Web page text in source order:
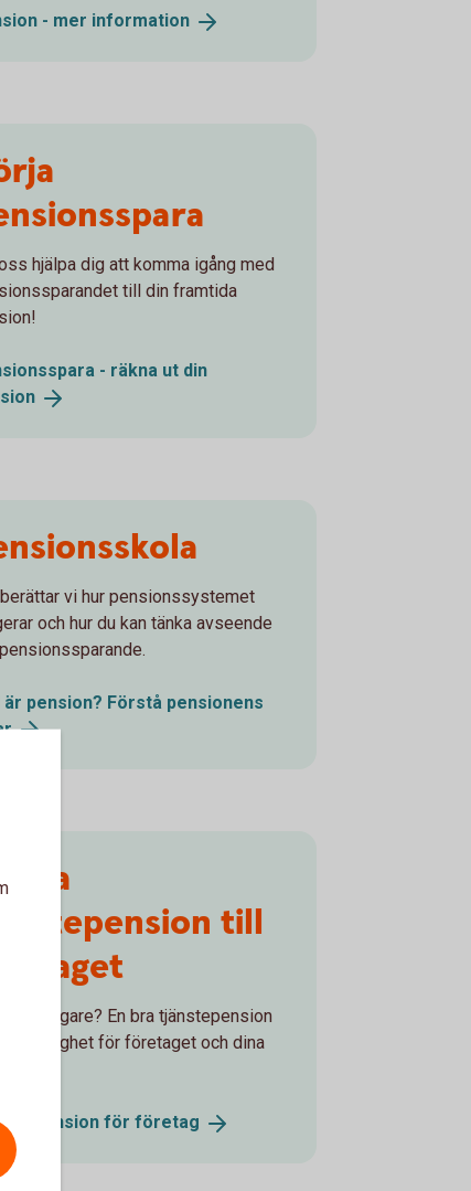
- mer information
hjälpa dig att komma igång med
till din framtida
- räkna ut din
vi hur pensionssystemet
och hur du kan tänka avseende
är pension? Förstå pensionens
till
företagare? En bra tjänstepension
trygghet för företaget och dina
förföretag